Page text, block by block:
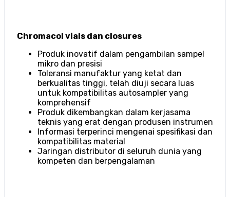
Chromacol vials dan closures
Produk inovatif dalam pengambilan sampel
mikro dan presisi
Toleransi manufaktur yang ketat dan
berkualitas tinggi, telah diuji secara luas
untuk kompatibilitas autosampler yang
komprehensif
Produk dikembangkan dalam kerjasama
teknis yang erat dengan produsen instrumen
Informasi terperinci mengenai spesifikasi dan
kompatibilitas material
Jaringan distributor di seluruh dunia yang
kompeten dan berpengalaman